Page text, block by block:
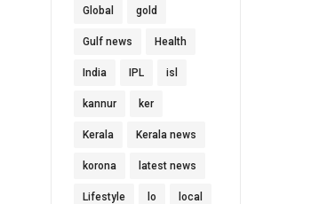
Global gold
Gulf news Health
India IPL isl
kannur ker
Kerala Kerala news
korona latest news
Lifestyle lo local